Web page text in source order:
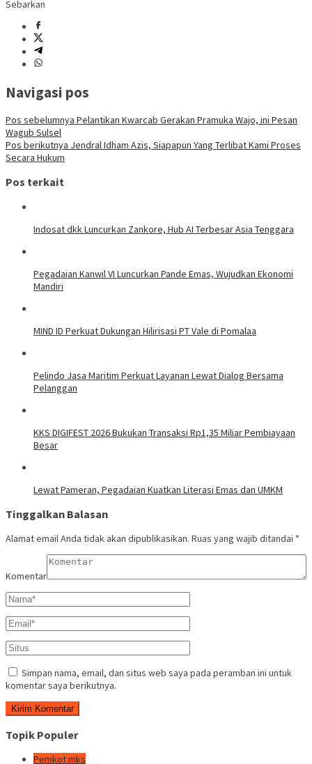
Sebarkan
Navigasi pos
Pos sebelumnya Pelantikan Kwarcab Gerakan Pramuka Wajo, ini Pesan
Wagub Sulsel
Pos berikutnya Jendral Idham Azis, Siapapun Yang Terlibat Kami Proses
Secara Hukum
Pos terkait
Indosat dkk Luncurkan Zankore, Hub AI Terbesar Asia Tenggara
Pegadaian Kanwil VI Luncurkan Pande Emas, Wujudkan Ekonomi
Mandiri
MIND ID Perkuat Dukungan Hilirisasi PT Vale di Pomalaa
Pelindo Jasa Maritim Perkuat Layanan Lewat Dialog Bersama
Pelanggan
KKS DIGIFEST 2026 Bukukan Transaksi Rp1,35 Miliar Pembiayaan
Besar
Lewat Pameran, Pegadaian Kuatkan Literasi Emas dan UMKM
Tinggalkan Balasan
Alamat email Anda tidak akan dipublikasikan. Ruas yang wajib ditandai *
Komentar
Simpan nama, email, dan situs web saya pada peramban ini untuk
komentar saya berikutnya.
Topik Populer
Pemkot mks